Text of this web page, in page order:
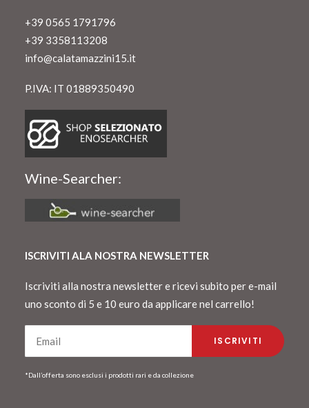
+39 0565 1791796
+39 3358113208
info@calatamazzini15.it
P.IVA: IT 01889350490
Wine-Searcher:
ISCRIVITI ALA NOSTRA NEWSLETTER
Iscriviti alla nostra newsletter e ricevi subito per e-mail
uno sconto di 5 e 10 euro da applicare nel carrello!
*Dall’offerta sono esclusi i prodotti rari e da collezione